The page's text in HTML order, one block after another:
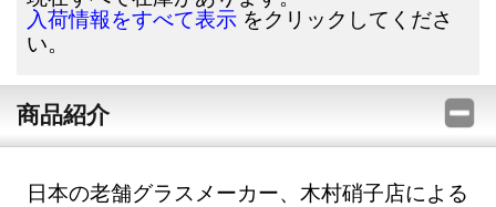
入荷情報をすべて表示 をクリックしてくださ
い。
商品紹介
日本の老舗グラスメーカー、木村硝子店による